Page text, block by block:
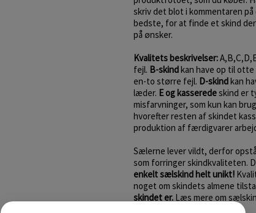
skriv det blot i kommentaren
bedste, for at finde et skind
på ønsker.
Kvalitets beskrivelser:
fejl. B-skindkan have op til otte
en-to større fejl. D-skindkan
læder. E og kasseredeskind er
misfarvninger, som kun kan
hvorefter resten af skindet
produktion af færdigvarer
Sælerne lever vildt, derfor
som forringer skindkvaliteten.
enkelt sælskind helt unikt!
noget om skindets almene
skindet er.Læs mere om